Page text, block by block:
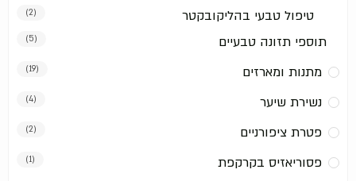
טיפול טבעי בהליקובקטר (2)
תוספי תזונה טבעיים (5)
מתנות ומארזים (19)
נשירת שיער (4)
פטרת ציפורניים (2)
פסוריאזיס בקרקפת (1)